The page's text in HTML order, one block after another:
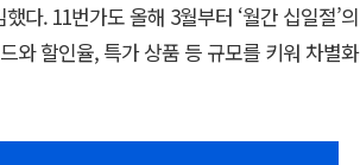
다. 11번가도 올해 3월부터 ‘월간 십일절’의
와 할인율, 특가 상품 등 규모를 키워 차별화